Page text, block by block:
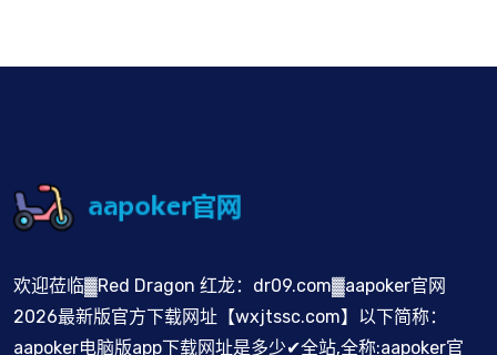
欢迎莅临▓Red Dragon 红龙：dr09.com▓aapoker官网
2026最新版官方下载网址【wxjtssc.com】以下简称：
aapoker电脑版app下载网址是多少✔全站,全称:aapoker官